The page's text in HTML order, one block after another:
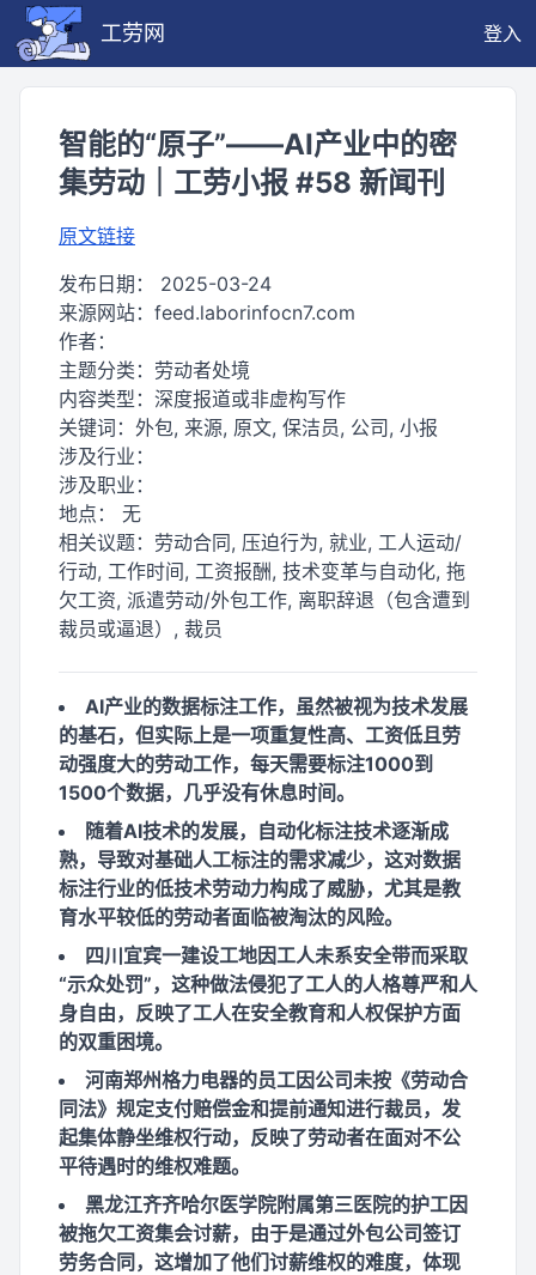
工劳网 登入
智能的“原子”——AI产业中的密
集劳动｜工劳小报 #58 新闻刊
原文链接
发布日期： 2025-03-24
来源网站： feed.laborinfocn7.com
作者：
主题分类： 劳动者处境
内容类型： 深度报道或非虚构写作
关键词： 外包, 来源, 原文, 保洁员, 公司, 小报
涉及行业：
涉及职业：
地点： 无
相关议题： 劳动合同, 压迫行为, 就业, 工人运动/
行动, 工作时间, 工资报酬, 技术变革与自动化, 拖
欠工资, 派遣劳动/外包工作, 离职辞退（包含遭到
裁员或逼退）, 裁员
AI产业的数据标注工作，虽然被视为技术发展
的基石，但实际上是一项重复性高、工资低且劳
动强度大的劳动工作，每天需要标注1000到
1500个数据，几乎没有休息时间。
随着AI技术的发展，自动化标注技术逐渐成
熟，导致对基础人工标注的需求减少，这对数据
标注行业的低技术劳动力构成了威胁，尤其是教
育水平较低的劳动者面临被淘汰的风险。
四川宜宾一建设工地因工人未系安全带而采取
“示众处罚”，这种做法侵犯了工人的人格尊严和人
身自由，反映了工人在安全教育和人权保护方面
的双重困境。
河南郑州格力电器的员工因公司未按《劳动合
同法》规定支付赔偿金和提前通知进行裁员，发
起集体静坐维权行动，反映了劳动者在面对不公
平待遇时的维权难题。
黑龙江齐齐哈尔医学院附属第三医院的护工因
被拖欠工资集会讨薪，由于是通过外包公司签订
劳务合同，这增加了他们讨薪维权的难度，体现